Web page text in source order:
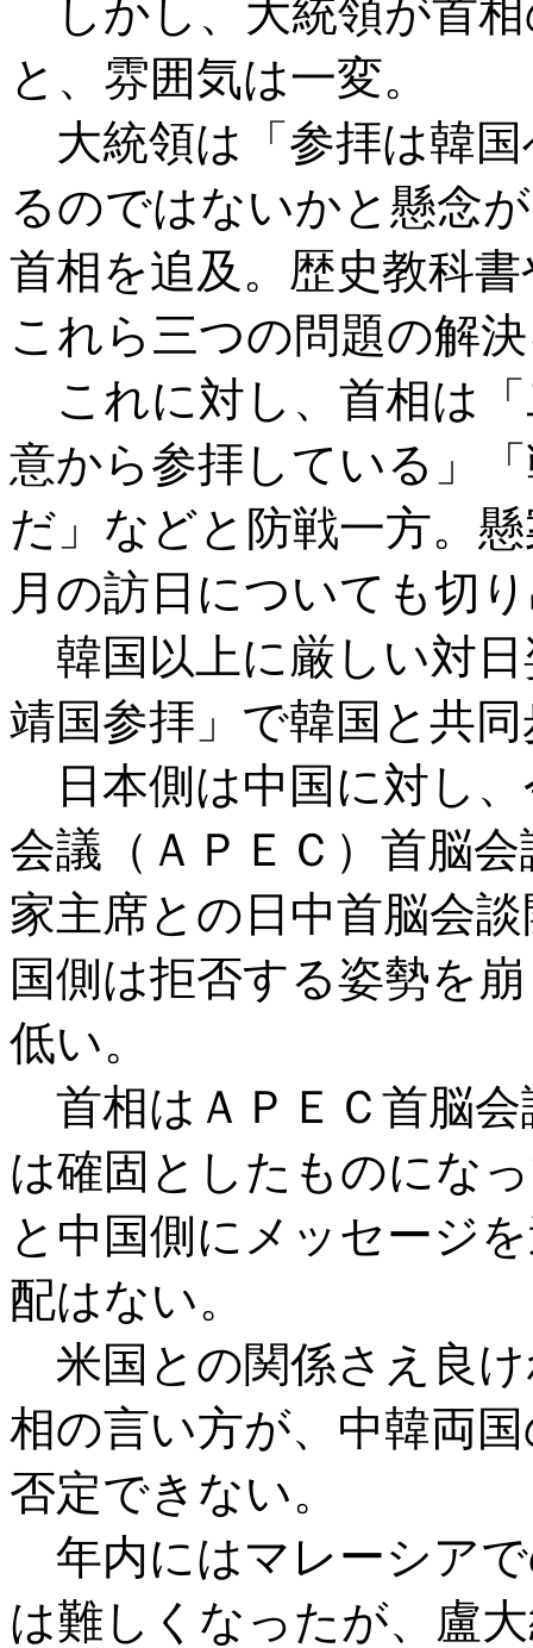
しかし、大統領が首
と、雰囲気は一変。
大統領は「参拝は韓国
るのではないかと懸念
首相を追及。歴史教科
これら三つの問題の解
これに対し、首相は
意から参拝している」
だ」などと防戦一方。
月の訪日についても切
韓国以上に厳しい対
靖国参拝」で韓国と共
日本側は中国に対し、
会議（ＡＰＥＣ）首脳
家主席との日中首脳会
国側は拒否する姿勢を
低い。
首相はＡＰＥＣ首脳会
は確固としたものにな
と中国側にメッセージ
配はない。
米国との関係さえ良
相の言い方が、中韓両
否定できない。
年内にはマレーシア
は難しくなったが、盧